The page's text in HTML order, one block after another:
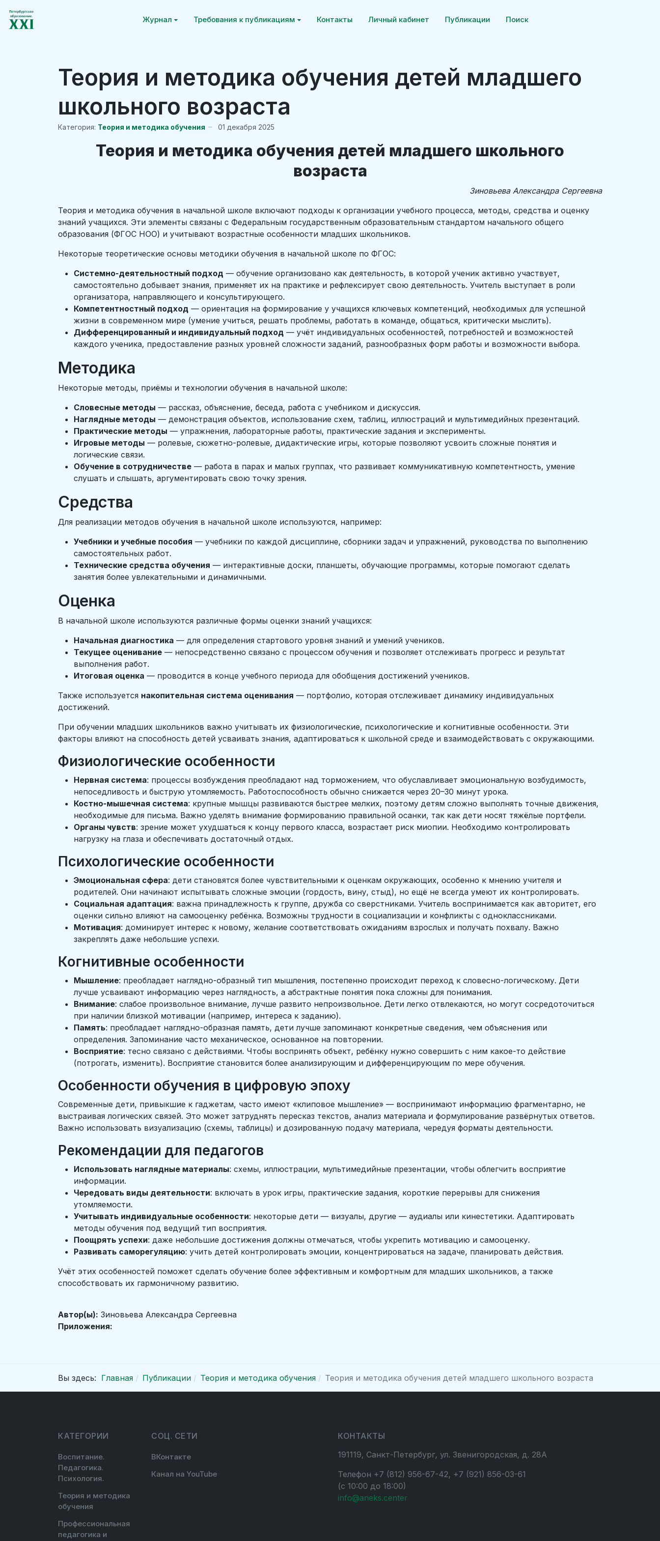
Журнал Требования к публикациям Контакты Личный кабинет Публикации Поиск
Теория и методика обучения детей младшего
школьного возраста
Категория: Теория и методика обучения 01 декабря 2025
Теория и методика обучения детей младшего школьного
возраста
Зиновьева Александра Сергеевна
Теория и методика обучения в начальной школе включают подходы к организации учебного процесса, методы, средства и оценку
знаний учащихся. Эти элементы связаны с Федеральным государственным образовательным стандартом начального общего
образования (ФГОС НОО) и учитывают возрастные особенности младших школьников.
Некоторые теоретические основы методики обучения в начальной школе по ФГОС:
Системно-деятельностный подход — обучение организовано как деятельность, в которой ученик активно участвует,
самостоятельно добывает знания, применяет их на практике и рефлексирует свою деятельность. Учитель выступает в роли
организатора, направляющего и консультирующего.
Компетентностный подход — ориентация на формирование у учащихся ключевых компетенций, необходимых для успешной
жизни в современном мире (умение учиться, решать проблемы, работать в команде, общаться, критически мыслить).
Дифференцированный и индивидуальный подход — учёт индивидуальных особенностей, потребностей и возможностей
каждого ученика, предоставление разных уровней сложности заданий, разнообразных форм работы и возможности выбора.
Методика
Некоторые методы, приёмы и технологии обучения в начальной школе:
Словесные методы — рассказ, объяснение, беседа, работа с учебником и дискуссия.
Наглядные методы — демонстрация объектов, использование схем, таблиц, иллюстраций и мультимедийных презентаций.
Практические методы — упражнения, лабораторные работы, практические задания и эксперименты.
Игровые методы — ролевые, сюжетно-ролевые, дидактические игры, которые позволяют усвоить сложные понятия и
логические связи.
Обучение в сотрудничестве — работа в парах и малых группах, что развивает коммуникативную компетентность, умение
слушать и слышать, аргументировать свою точку зрения.
Средства
Для реализации методов обучения в начальной школе используются, например:
Учебники и учебные пособия — учебники по каждой дисциплине, сборники задач и упражнений, руководства по выполнению
самостоятельных работ.
Технические средства обучения — интерактивные доски, планшеты, обучающие программы, которые помогают сделать
занятия более увлекательными и динамичными.
Оценка
В начальной школе используются различные формы оценки знаний учащихся:
Начальная диагностика — для определения стартового уровня знаний и умений учеников.
Текущее оценивание — непосредственно связано с процессом обучения и позволяет отслеживать прогресс и результат
выполнения работ.
Итоговая оценка — проводится в конце учебного периода для обобщения достижений учеников.
Также используется накопительная система оценивания — портфолио, которая отслеживает динамику индивидуальных
достижений.
При обучении младших школьников важно учитывать их физиологические, психологические и когнитивные особенности. Эти
факторы влияют на способность детей усваивать знания, адаптироваться к школьной среде и взаимодействовать с окружающими.
Физиологические особенности
Нервная система: процессы возбуждения преобладают над торможением, что обуславливает эмоциональную возбудимость,
непоседливость и быструю утомляемость. Работоспособность обычно снижается через 20–30 минут урока.
Костно-мышечная система: крупные мышцы развиваются быстрее мелких, поэтому детям сложно выполнять точные движения,
необходимые для письма. Важно уделять внимание формированию правильной осанки, так как дети носят тяжёлые портфели.
Органы чувств: зрение может ухудшаться к концу первого класса, возрастает риск миопии. Необходимо контролировать
нагрузку на глаза и обеспечивать достаточный отдых.
Психологические особенности
Эмоциональная сфера: дети становятся более чувствительными к оценкам окружающих, особенно к мнению учителя и
родителей. Они начинают испытывать сложные эмоции (гордость, вину, стыд), но ещё не всегда умеют их контролировать.
Социальная адаптация: важна принадлежность к группе, дружба со сверстниками. Учитель воспринимается как авторитет, его
оценки сильно влияют на самооценку ребёнка. Возможны трудности в социализации и конфликты с одноклассниками.
Мотивация: доминирует интерес к новому, желание соответствовать ожиданиям взрослых и получать похвалу. Важно
закреплять даже небольшие успехи.
Когнитивные особенности
Мышление: преобладает наглядно-образный тип мышления, постепенно происходит переход к словесно-логическому. Дети
лучше усваивают информацию через наглядность, а абстрактные понятия пока сложны для понимания.
Внимание: слабое произвольное внимание, лучше развито непроизвольное. Дети легко отвлекаются, но могут сосредоточиться
при наличии близкой мотивации (например, интереса к заданию).
Память: преобладает наглядно-образная память, дети лучше запоминают конкретные сведения, чем объяснения или
определения. Запоминание часто механическое, основанное на повторении.
Восприятие: тесно связано с действиями. Чтобы воспринять объект, ребёнку нужно совершить с ним какое-то действие
(потрогать, изменить). Восприятие становится более анализирующим и дифференцирующим по мере обучения.
Особенности обучения в цифровую эпоху
Современные дети, привыкшие к гаджетам, часто имеют «клиповое мышление» — воспринимают информацию фрагментарно, не
выстраивая логических связей. Это может затруднять пересказ текстов, анализ материала и формулирование развёрнутых ответов.
Важно использовать визуализацию (схемы, таблицы) и дозированную подачу материала, чередуя форматы деятельности.
Рекомендации для педагогов
Использовать наглядные материалы: схемы, иллюстрации, мультимедийные презентации, чтобы облегчить восприятие
информации.
Чередовать виды деятельности: включать в урок игры, практические задания, короткие перерывы для снижения
утомляемости.
Учитывать индивидуальные особенности: некоторые дети — визуалы, другие — аудиалы или кинестетики. Адаптировать
методы обучения под ведущий тип восприятия.
Поощрять успехи: даже небольшие достижения должны отмечаться, чтобы укрепить мотивацию и самооценку.
Развивать саморегуляцию: учить детей контролировать эмоции, концентрироваться на задаче, планировать действия.
Учёт этих особенностей поможет сделать обучение более эффективным и комфортным для младших школьников, а также
способствовать их гармоничному развитию.
Автор(ы): Зиновьева Александра Сергеевна
Приложения:
Вы здесь: Главная Публикации Теория и методика обучения Теория и методика обучения детей младшего школьного возраста
КАТЕГОРИИ
Воспитание.
Педагогика.
Психология.
Теория и методика
обучения
Профессиональная
педагогика и
СОЦ. СЕТИ
ВКонтакте
Канал на YouTube
КОНТАКТЫ
191119, Санкт-Петербург, ул. Звенигородская, д. 28А
Телефон +7 (812) 956-67-42, +7 (921) 856-03-61
(с 10:00 до 18:00)
info@aneks.center